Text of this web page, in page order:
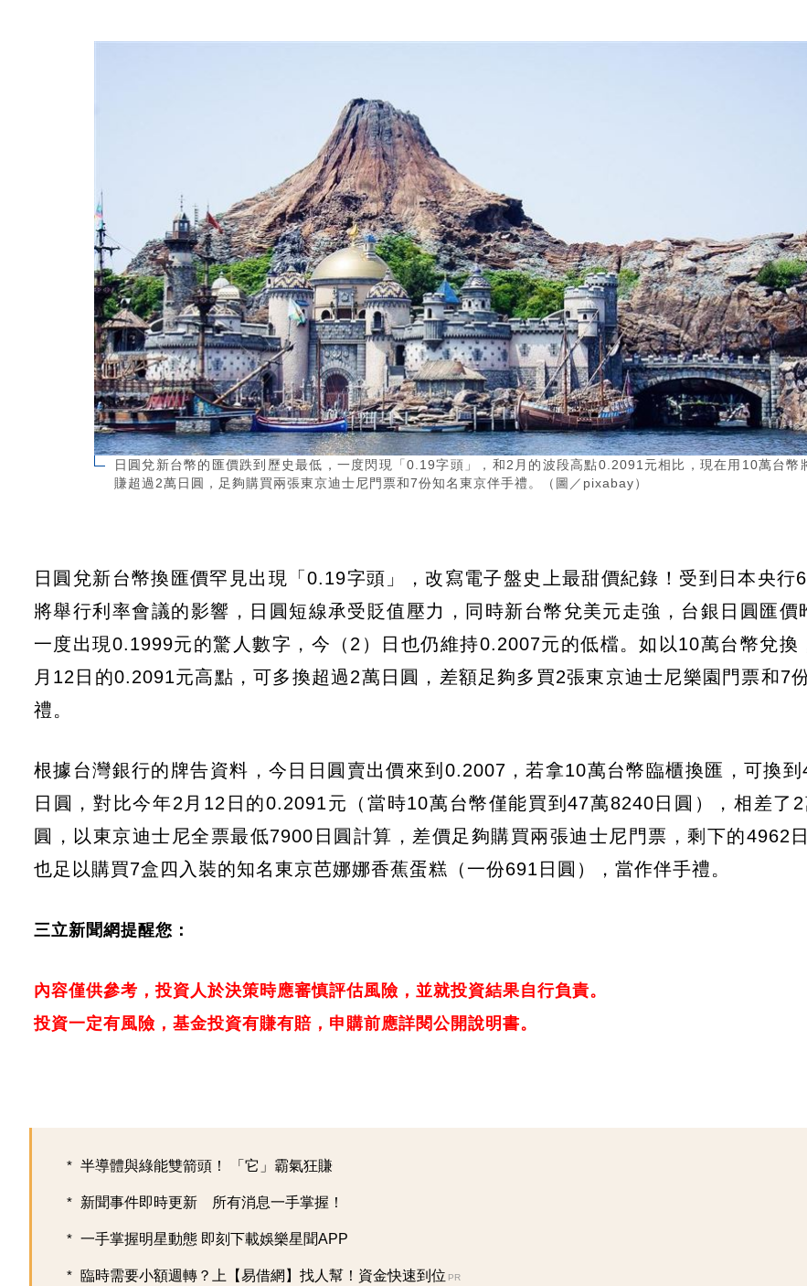
日圓兌新台幣的匯價跌到歷史最低，一度閃現「0.19字頭」，和2月的波段高點0.2091元相比，現在用10萬台幣
賺超過2萬日圓，足夠購買兩張東京迪士尼門票和7份知名東京伴手禮。（圖／pixabay）
日圓兌新台幣換匯價罕見出現「0.19字頭」，改寫電子盤史上最甜價紀錄！受到日本央行
將舉行利率會議的影響，日圓短線承受貶值壓力，同時新台幣兌美元走強，台銀日圓匯價
一度出現0.1999元的驚人數字，今（2）日也仍維持0.2007元的低檔。如以10萬台幣兌換
月12日的0.2091元高點，可多換超過2萬日圓，差額足夠多買2張東京迪士尼樂園門票和7
禮。
根據台灣銀行的牌告資料，今日日圓賣出價來到0.2007，若拿10萬台幣臨櫃換匯，可換到
日圓，對比今年2月12日的0.2091元（當時10萬台幣僅能買到47萬8240日圓），相差了2
圓，以東京迪士尼全票最低7900日圓計算，差價足夠購買兩張迪士尼門票，剩下的4962
也足以購買7盒四入裝的知名東京芭娜娜香蕉蛋糕（一份691日圓），當作伴手禮。
三立新聞網提醒您：
內容僅供參考，投資人於決策時應審慎評估風險，並就投資結果自行負責。
投資一定有風險，基金投資有賺有賠，申購前應詳閱公開說明書。
半導體與綠能雙箭頭！ 「它」霸氣狂賺
新聞事件即時更新 所有消息一手掌握！
一手掌握明星動態 即刻下載娛樂星聞APP
臨時需要小額週轉？上【易借網】找人幫！資金快速到位 PR